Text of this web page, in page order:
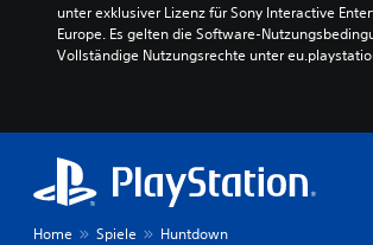
unter exklusiver Lizenz für Sony Interactive
Europe. Es gelten die Software-
Vollständige Nutzungsrechte unter
Home Spiele Huntdown